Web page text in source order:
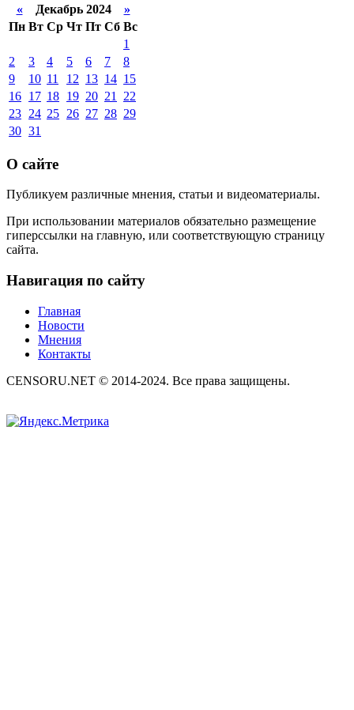
«Декабрь 2024 »
Пн Вт Ср Чт Пт Сб Вс
1
2
3 4 5 6 7
8
9
10 11 12 13 14 15
16 17 18 19 20 21
22
23 24 25 26 27 28 29
30 31
О сайте
Публикуем различные мнения, статьи и видеоматериалы.
При использовании материалов обязательно размещение
гиперссылки на главную, или соответствующую страницу
сайта.
Навигация по сайту
Главная
Новости
Мнения
Контакты
CENSORU.NET © 2014-2024. Все права защищены.